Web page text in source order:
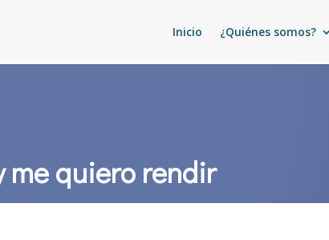
Inicio ¿Quiénes somos?
me quiero rendir